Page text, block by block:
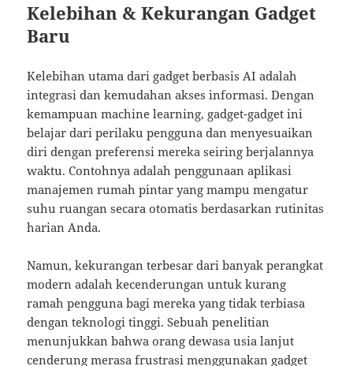
Kelebihan & Kekurangan Gadget
Baru
Kelebihan utama dari gadget berbasis AI adalah
integrasi dan kemudahan akses informasi. Dengan
kemampuan machine learning, gadget-gadget ini
belajar dari perilaku pengguna dan menyesuaikan
diri dengan preferensi mereka seiring berjalannya
waktu. Contohnya adalah penggunaan aplikasi
manajemen rumah pintar yang mampu mengatur
suhu ruangan secara otomatis berdasarkan rutinitas
harian Anda.
Namun, kekurangan terbesar dari banyak perangkat
modern adalah kecenderungan untuk kurang
ramah pengguna bagi mereka yang tidak terbiasa
dengan teknologi tinggi. Sebuah penelitian
menunjukkan bahwa orang dewasa usia lanjut
cenderung merasa frustrasi menggunakan gadget